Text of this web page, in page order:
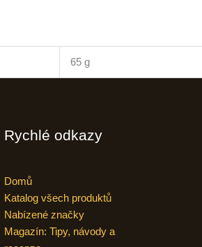
65 g
Rychlé odkazy
Domů
Katalog všech produktů
Nabízené značky
Magazín: Tipy, návody a